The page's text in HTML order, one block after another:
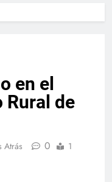
en el
Rural de
Atrás 0
1